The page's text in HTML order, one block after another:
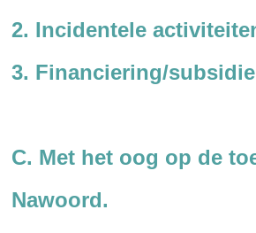
2. Incidentele
3. Financiering/subsidie
C. Met het oog op de
Nawoord.